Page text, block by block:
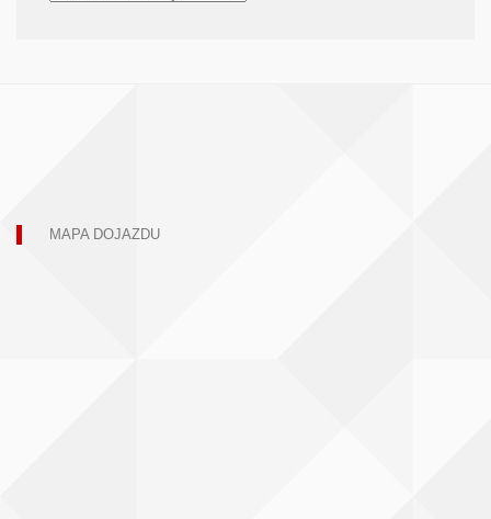
MAPA DOJAZDU